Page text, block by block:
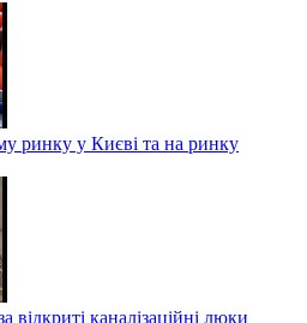
ринку у Києві та на ринку
відкриті каналізаційні люки